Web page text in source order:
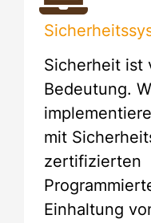
Sicherheit ist
Bedeutung.
mit
zertifizierten
Einhaltung